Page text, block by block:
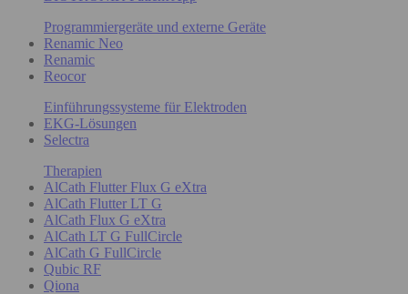
Programmiergeräte und externe Geräte
Renamic Neo
Renamic
Reocor
Einführungssysteme für Elektroden
EKG-Lösungen
Selectra
Therapien
AlCath Flutter Flux G eXtra
AlCath Flutter LT G
AlCath Flux G eXtra
AlCath LT G FullCircle
AlCath G FullCircle
Qubic RF
Qiona